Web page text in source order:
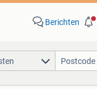
Berichten